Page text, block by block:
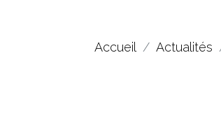
Accueil Actualités